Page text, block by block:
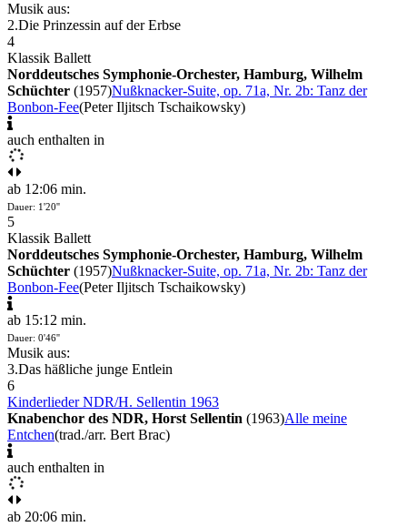
Musik aus:
2.Die Prinzessin auf der Erbse
4
Klassik Ballett
Norddeutsches Symphonie-Orchester, Hamburg, Wilhelm
Schüchter (1957)Nußknacker-Suite, op. 71a, Nr. 2b: Tanz der
Bonbon-Fee(Peter Iljitsch Tschaikowsky)
auch enthalten in
ab 12:06 min.
Dauer: 1'20''
5
Klassik Ballett
Norddeutsches Symphonie-Orchester, Hamburg, Wilhelm
Schüchter (1957)Nußknacker-Suite, op. 71a, Nr. 2b: Tanz der
Bonbon-Fee(Peter Iljitsch Tschaikowsky)
ab 15:12 min.
Dauer: 0'46''
Musik aus:
3.Das häßliche junge Entlein
6
Kinderlieder NDR/H. Sellentin 1963
Knabenchor des NDR, Horst Sellentin (1963)Alle meine
Entchen(trad./arr. Bert Brac)
auch enthalten in
ab 20:06 min.